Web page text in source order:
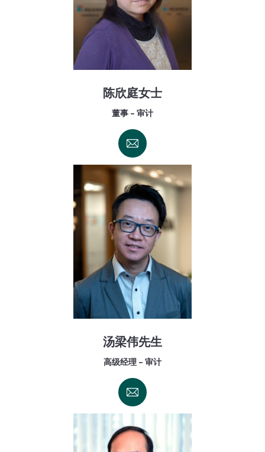
陈欣庭女士
董事 - 审计
汤梁伟先生
高级经理 - 审计